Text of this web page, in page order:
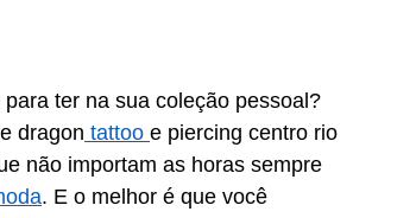
ter na sua coleção pessoal?
dragon tattoo e piercing centro rio
não importam as horas sempre
. E o melhor é que você